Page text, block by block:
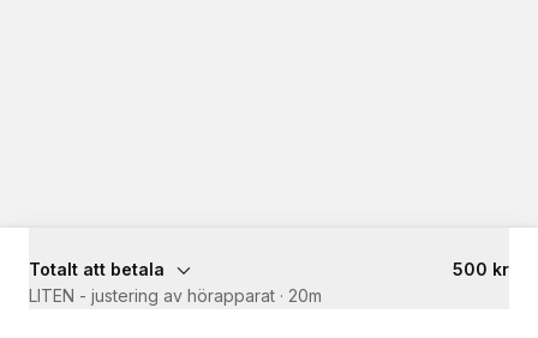
Totalt att betala
500 kr
LITEN - justering av hörapparat · 20m